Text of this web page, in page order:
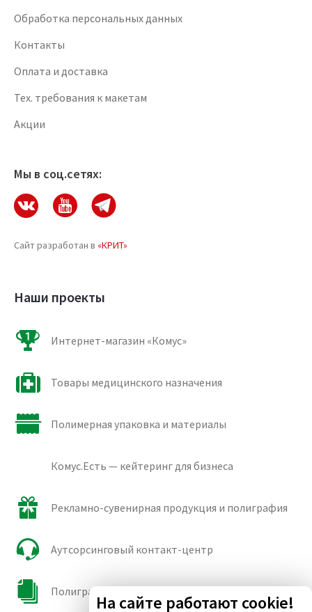
Обработка персональных данных
Контакты
Оплата и доставка
Тех. требования к макетам
Акции
Мы в соц.сетях:
Сайт разработан в «КРИТ»
Наши проекты
Интернет-магазин «Комус»
Товары медицинского назначения
Полимерная упаковка и материалы
Комус.Есть — кейтеринг для бизнеса
Рекламно-сувенирная продукция и полиграфия
Аутсорсинговый контакт-центр
Полиграфические сорта бумаги и картона
На сайте работают cookie!